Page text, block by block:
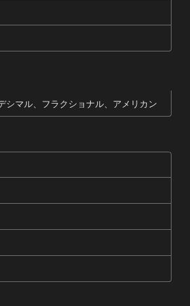
シマル、フラクショナル、アメリカン